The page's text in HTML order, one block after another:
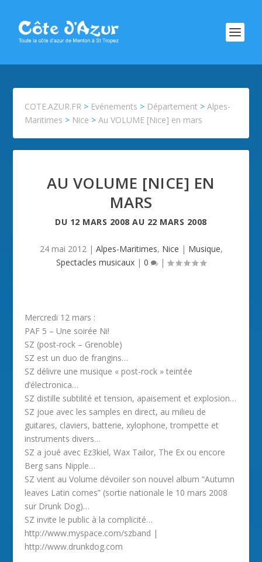
COTE.AZUR.FR > Evénements > Département >Alpes-
Maritimes > Nice >Au VOLUME [Nice] en mars
AU VOLUME [NICE] EN
MARS
DU 12 MARS 2008 AU 22 MARS 2008
24 mai 2012| Alpes-Maritimes, Nice | Musique,
Spectacles musicaux | 0 |
Mercredi 12 mars :
PAF 5 – Une soirée Ni!
SZ (post-rock – Grenoble)
SZ est un duo de frangins…
SZ délivre une musique « post-rock » teintée
d’électronica…
SZ distille subtilité et tension, apaisement et explosion…
SZ joue avec les samples en direct, au milieu de
guitares, claviers, batterie, xylophone, trompette et
instruments divers…
SZ a joué avec Ez3kiel, Wax Tailor, The Ex ou encore
Berg sans Nipple…
SZ vient au Volume dévoiler son nouvel album “Autumn
leaves Latin comes” (sortie nationale le 10 mars 2008
sur Drunk Dog)…
SZ invite le public à la complicité…
http://www.myspace.com/szband |
http://www.drunkdog.com